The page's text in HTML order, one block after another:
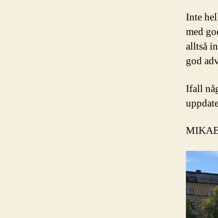
Inte
med
alltså
god
Ifall
V
i
d
e